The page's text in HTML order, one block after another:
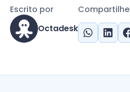
Compartilhe
Escrito por
Octadesk